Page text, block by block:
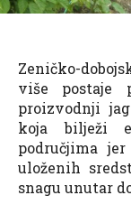
Zeničko-
više
proizvodnji
koja bilježi
područjima
uloženih
snagu unutar